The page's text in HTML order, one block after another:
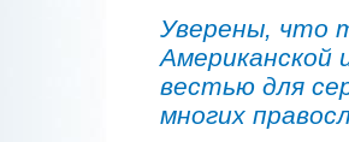
Уверены, что
Американской
вестью для
многих